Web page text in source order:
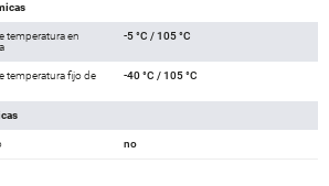
temperatura en
-5 °C / 105 °C
temperatura fijo de
-40 °C / 105 °C
no